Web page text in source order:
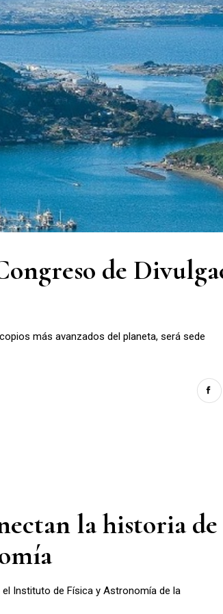
de
más avanzados del planeta, será sede
la historia de
Instituto de Física y Astronomía de la